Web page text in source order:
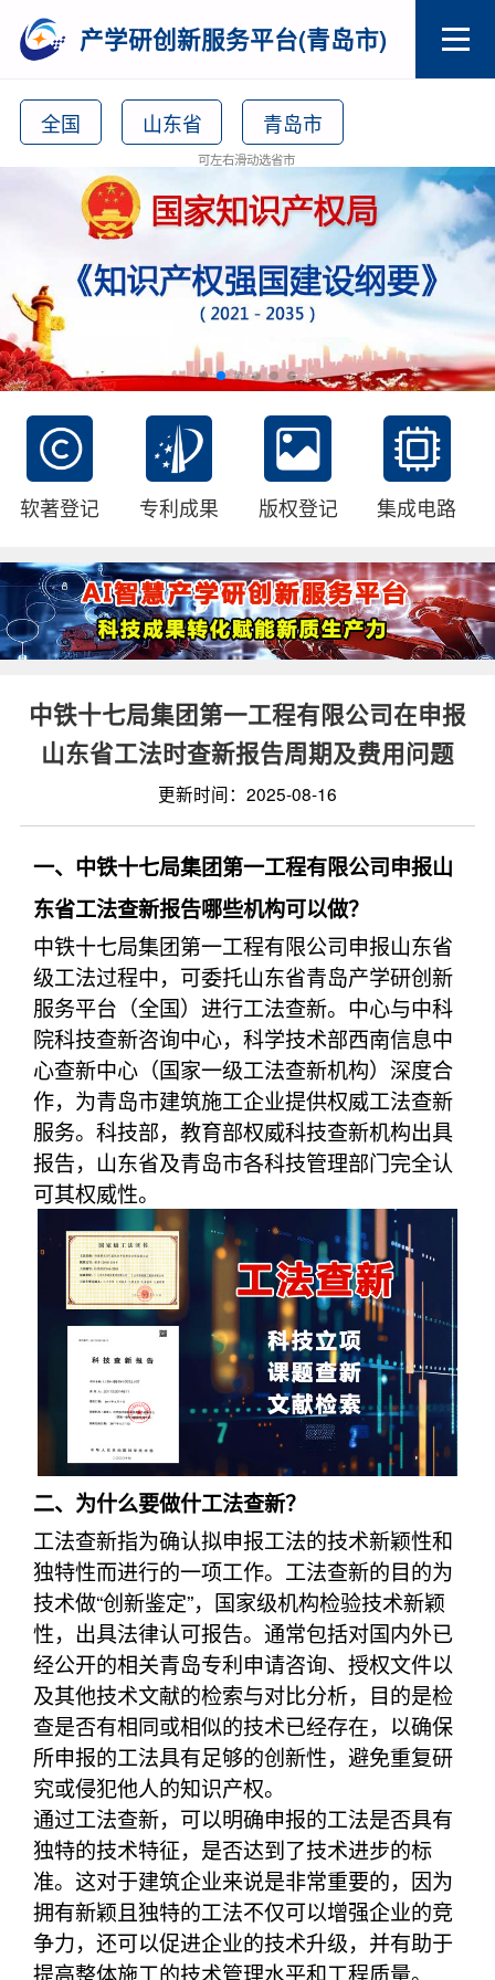
产学研创新服务平台(青岛市)
全国 山东省 青岛市
可左右滑动选省市
软著登记 专利成果 版权登记 集成电路
中铁十七局集团第一工程有限公司在申报
山东省工法时查新报告周期及费用问题
更新时间：2025-08-16
一、中铁十七局集团第一工程有限公司申报山
东省工法查新报告哪些机构可以做？
中铁十七局集团第一工程有限公司申报山东省
级工法过程中，可委托山东省青岛产学研创新
服务平台（全国）进行工法查新。中心与中科
院科技查新咨询中心，科学技术部西南信息中
心查新中心（国家一级工法查新机构）深度合
作，为青岛市建筑施工企业提供权威工法查新
服务。科技部，教育部权威科技查新机构出具
报告，山东省及青岛市各科技管理部门完全认
可其权威性。
二、为什么要做什工法查新？
工法查新指为确认拟申报工法的技术新颖性和
独特性而进行的一项工作。工法查新的目的为
技术做“创新鉴定”，国家级机构检验技术新颖
性，出具法律认可报告。通常包括对国内外已
经公开的相关青岛专利申请咨询、授权文件以
及其他技术文献的检索与对比分析，目的是检
查是否有相同或相似的技术已经存在，以确保
所申报的工法具有足够的创新性，避免重复研
究或侵犯他人的知识产权。
通过工法查新，可以明确申报的工法是否具有
独特的技术特征，是否达到了技术进步的标
准。这对于建筑企业来说是非常重要的，因为
拥有新颖且独特的工法不仅可以增强企业的竞
争力，还可以促进企业的技术升级，并有助于
提高整体施工的技术管理水平和工程质量。